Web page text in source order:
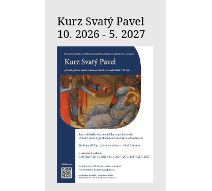
Kurz Svatý Pavel
10. 2026 - 5. 2027